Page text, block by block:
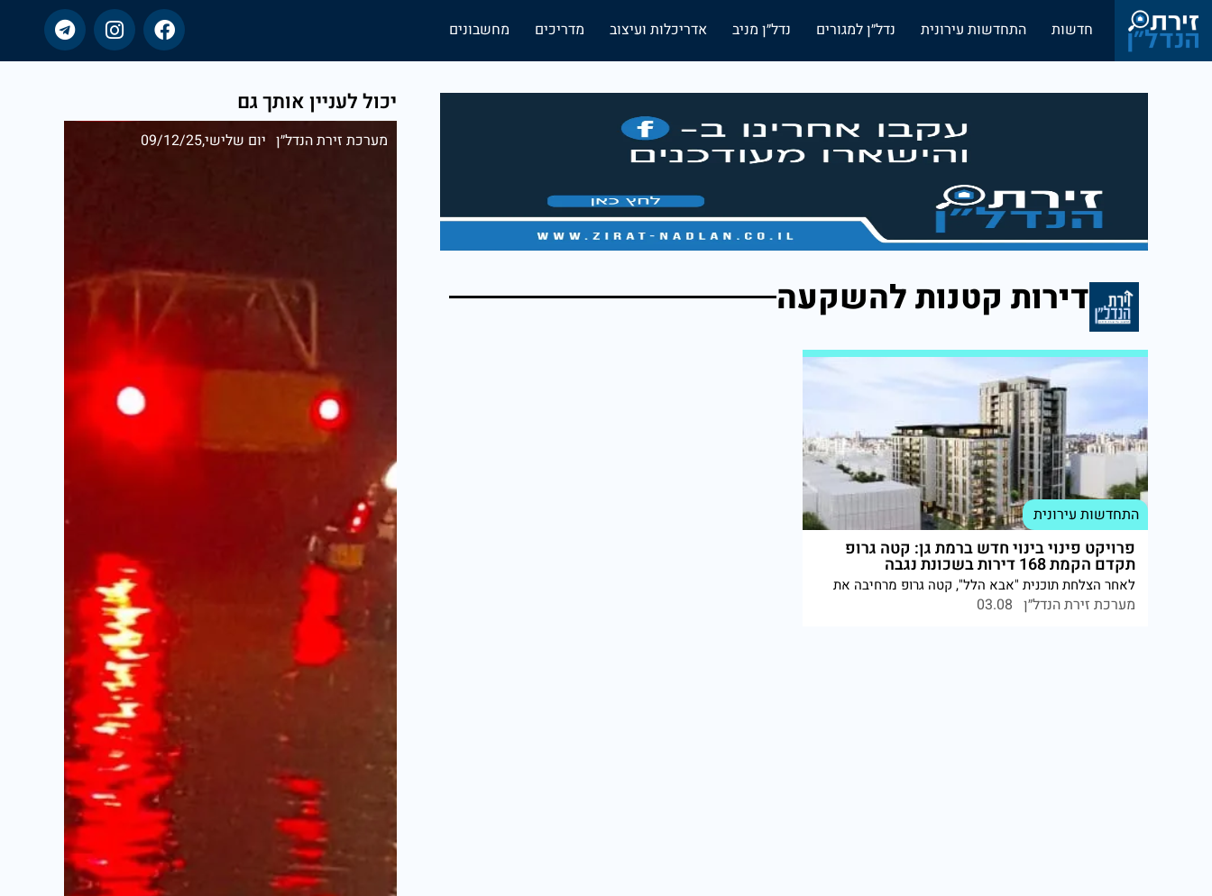
חדשות התחדשות עירונית נדל״ן למגורים נדל״ן מניב אדריכלות ועיצוב מדריכים מחשבונים
יכול לעניין אותך גם
מערכת זירת הנדל״ן יום שלישי,09/12/25
דירות קטנות להשקעה
התחדשות עירונית
פרויקט פינוי בינוי חדש ברמת גן: קטה גרופ
תקדם הקמת 168 דירות בשכונת נגבה
לאחר הצלחת תוכנית "אבא הלל", קטה גרופ מרחיבה את
פעילותה בתחום ההתחדשות העירונית עם פרויקט חדש
בשכונת תל יהודה – בהשקעה של כ־235 מיליון ש"ח
מערכת זירת הנדל״ן 03.08